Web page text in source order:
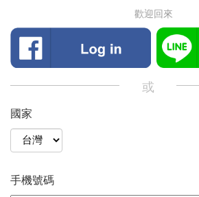
歡迎回來
或
國家
手機號碼